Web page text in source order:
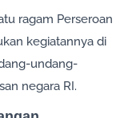
ragam Perseroan
kegiatannya di
undang-
negara RI.